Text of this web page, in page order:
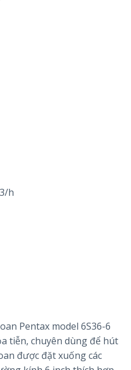
h
Pentax model 6S36-6
tiễn, chuyên dùng để hút
được đặt xuống các